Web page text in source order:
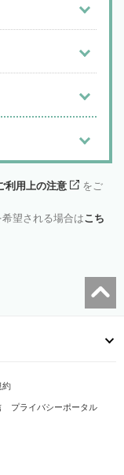
利用上の注意
をご
望される場合はこち
約
プライバシーポータル